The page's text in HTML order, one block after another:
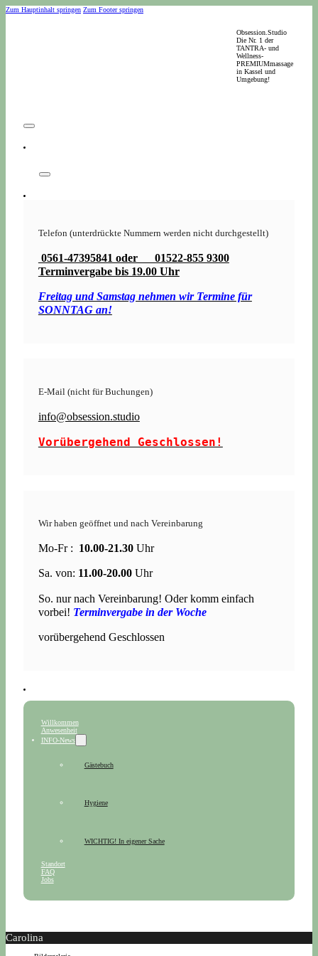
Zum Hauptinhalt springen Zum Footer springen
Obsession.Studio
Die Nr. 1 der
TANTRA- und
Wellness-
PREMIUMmassage
in Kassel und
Umgebung!
Telefon (unterdrückte Nummern werden nicht durchgestellt)
0561-47395841 oder 01522-855 9300
Terminvergabe bis 19.00 Uhr
Freitag und Samstag nehmen wir Termine für
SONNTAG an!
E-Mail (nicht für Buchungen)
info@obsession.studio
Vorübergehend Geschlossen!
Wir haben geöffnet und nach Vereinbarung
Mo-Fr : 10.00-21.30Uhr
Sa. von: 11.00-20.00Uhr
So. nur nach Vereinbarung! Oder komm einfach
vorbei! Terminvergabe in der Woche
vorübergehend Geschlossen
Willkommen
Anwesenheit
INFO-News
Gästebuch
Hygiene
WICHTIG! In eigener Sache
Standort
FAQ
Jobs
Carolina